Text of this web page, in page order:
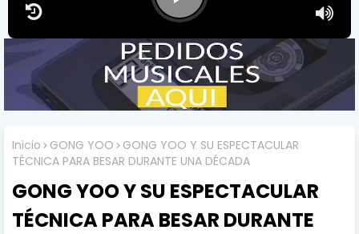
Inicio ​​GONG YOO
​GONG YOO Y SU ESPECTACULAR
TÉCNICA PARA BESAR DURANTE UNA DÉCADA
​GONG YOO Y SU ESPECTACULAR
TÉCNICA PARA BESAR DURANTE